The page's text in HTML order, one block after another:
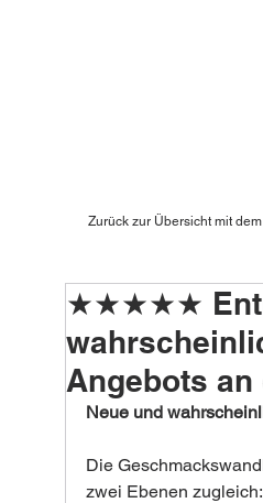
Zurück zur Übersicht mit
★★★★★
Angebots an
Neue und
Die
zwei Ebenen zugleich: